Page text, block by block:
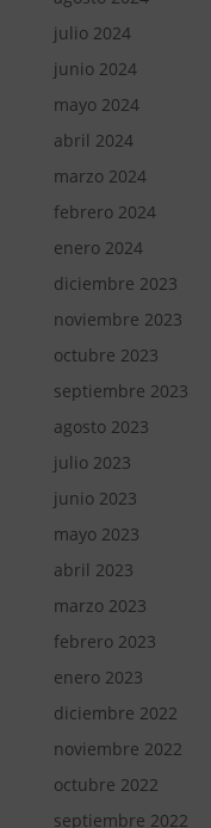
julio 2024
junio 2024
mayo 2024
abril 2024
marzo 2024
febrero 2024
enero 2024
diciembre 2023
noviembre 2023
octubre 2023
septiembre 2023
agosto 2023
julio 2023
junio 2023
mayo 2023
abril 2023
marzo 2023
febrero 2023
enero 2023
diciembre 2022
noviembre 2022
octubre 2022
septiembre 2022